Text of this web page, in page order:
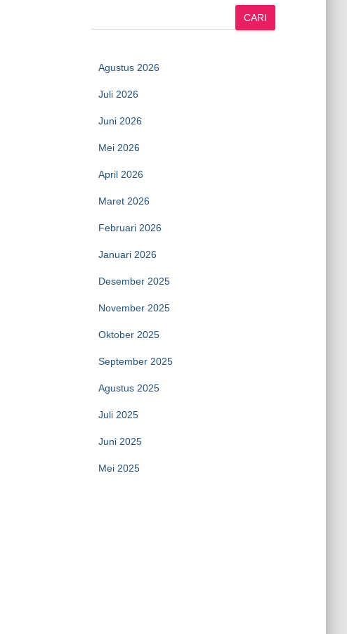
CARI
Agustus 2026
Juli 2026
Juni 2026
Mei 2026
April 2026
Maret 2026
Februari 2026
Januari 2026
Desember 2025
November 2025
Oktober 2025
September 2025
Agustus 2025
Juli 2025
Juni 2025
Mei 2025